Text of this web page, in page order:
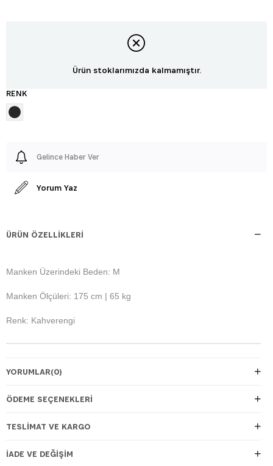
Ürün stoklarımızda kalmamıştır.
RENK
Gelince Haber Ver
Yorum Yaz
ÜRÜN ÖZELLIKLERI
Manken Üzerindeki Beden: M
Manken Ölçüleri: 175 cm | 65 kg
Renk: Kahverengi
YORUMLAR(0)
ÖDEME SEÇENEKLERI
TESLIMAT VE KARGO
İADE VE DEĞIŞIM